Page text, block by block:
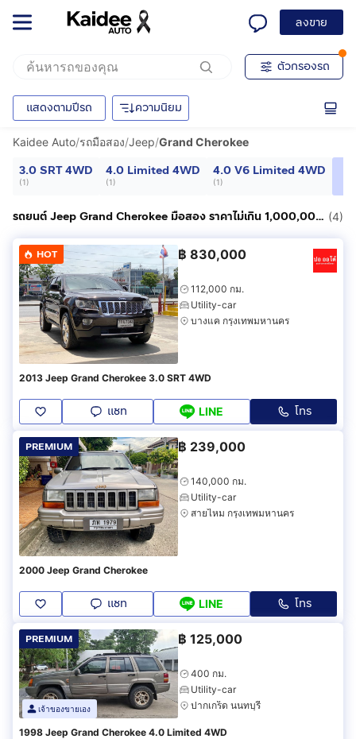
ลงขาย
ตัวกรองรถ
แสดงตามปีรถ ความนิยม
Kaidee Auto/รถมือสอง/Jeep/Grand Cherokee
3.0 SRT 4WD
(1)
4.0 Limited 4WD
(1)
4.0 V6 Limited 4WD
(1)
รถยนต์ Jeep Grand Cherokee มือสอง ราคาไม่เกิน 1,000,000฿ (4)
HOT ฿ 830,000
112,000 กม.
Utility-car
บางแค กรุงเทพมหานคร
2013 Jeep Grand Cherokee 3.0 SRT 4WD
แชท LINE โทร
PREMIUM ฿ 239,000
140,000 กม.
Utility-car
สายไหม กรุงเทพมหานคร
2000 Jeep Grand Cherokee
แชท LINE โทร
PREMIUM
เจ้าของขายเอง
฿ 125,000
400 กม.
Utility-car
ปากเกร็ด นนทบุรี
1998 Jeep Grand Cherokee 4.0 Limited 4WD